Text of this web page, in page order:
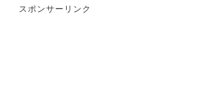
スポンサーリンク